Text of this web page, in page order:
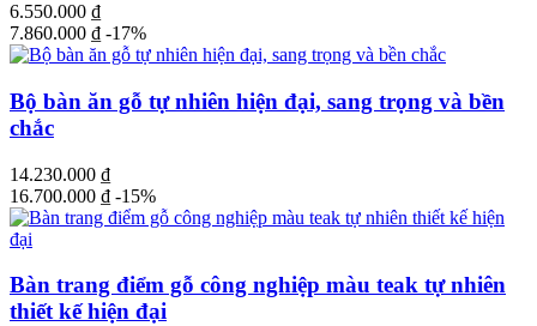
6.550.000 ₫
7.860.000 ₫ -17%
Bộ bàn ăn gỗ tự nhiên hiện đại, sang trọng và bền
chắc
14.230.000 ₫
16.700.000 ₫ -15%
Bàn trang điểm gỗ công nghiệp màu teak tự nhiên
thiết kế hiện đại